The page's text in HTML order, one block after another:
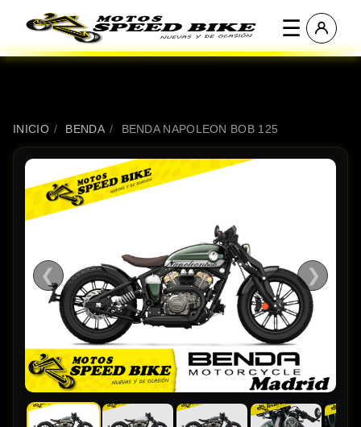
☰
INICIO / BENDA / BENDA NAPOLEON BOB 125
❮ ❯